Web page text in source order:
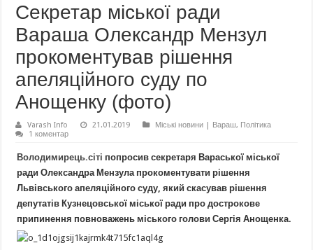
Секретар міської ради
Вараша Олександр Мензул
прокоментував рішення
апеляційного суду по
Анощенку (фото)
Varash Info 21.01.2019 Міські новини | Вараш, Політика
1 коментар
Володимирець.сіті попросив секретаря Вараської міської
ради Олександра Мензула прокоментувати рішення
Львівського апеляційного суду, який скасував рішення
депутатів Кузнецовської міської ради про дострокове
припинення повноважень міського голови Сергія Анощенка.